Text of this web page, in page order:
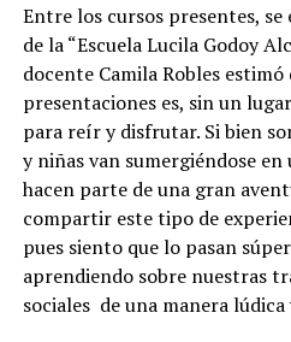
Entre los cursos presentes,
de la “Escuela Lucila Godoy
docente Camila Robles
presentaciones es, sin un
para reír y disfrutar. Si bien
y niñas van sumergiéndose
hacen parte de una gran
compartir este tipo de
pues siento que lo pasan
aprendiendo sobre nuestras
sociales de una manera